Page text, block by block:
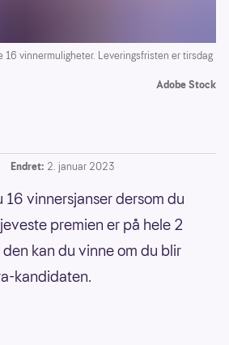
16 vinnermuligheter. Leveringsfristen er tirsdag
Adobe Stock
Endret: 2. januar 2023
16 vinnersjanser dersom du
premien er på hele 2
kan du vinne om du blir
kandidaten.